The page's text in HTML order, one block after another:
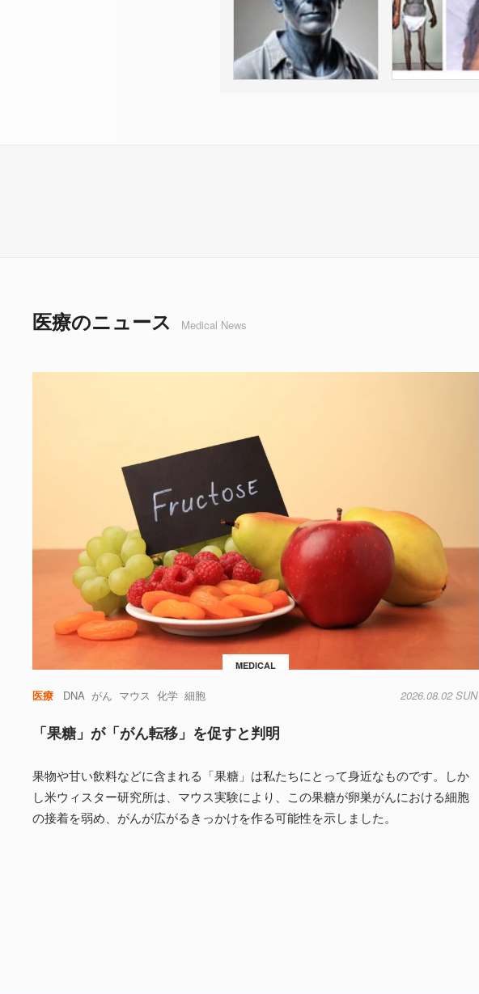
医療のニュース Medical News
MEDICAL
医療 DNA がん マウス 化学 細胞 2026.08.02 SUN
「果糖」が「がん転移」を促すと判明
果物や甘い飲料などに含まれる「果糖」は私たちにとって身近なものです。しか
し米ウィスター研究所は、マウス実験により、この果糖が卵巣がんにおける細胞
の接着を弱め、がんが広がるきっかけを作る可能性を示しました。